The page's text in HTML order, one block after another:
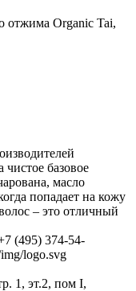
отжима Organic Tai,
чистое базовое
масло
попадает на кожу
– это отличный
(495) 374-54-
logo.svg
1, эт.2, пом I,